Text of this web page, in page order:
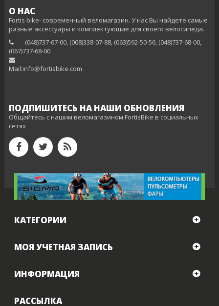
О НАС
Fortis bike- современный веломагазин. У нас Вы найдете самые
разные аксессуары и комплектующие для своего велосипеда.
(048)737-67-00, (068)338-07-88, (063)592-50-56, (048)737-68-00,
(‎067)737-68-00
Mail:info@fortisbike.com
ПОДПИШИТЕСЬ НА НАШИ ОБНОВЛЕНИЯ
Общайтесь с нашим веломагазином FortisBike в социальных
сетях
КАТЕГОРИИ
МОЯ УЧЕТНАЯ ЗАПИСЬ
ИНФОРМАЦИЯ
РАССЫЛКА